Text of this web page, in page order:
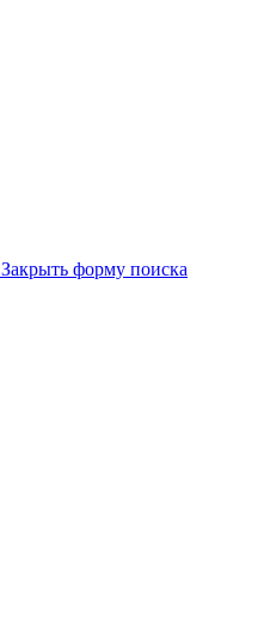
Закрыть форму поиска